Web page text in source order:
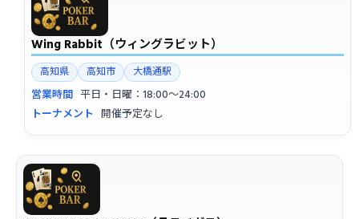
Wing Rabbit（ウィングラビット）
高知県 高知市 大橋通駅
営業時間 平日・日曜：18:00〜24:00
トーナメント 開催予定なし